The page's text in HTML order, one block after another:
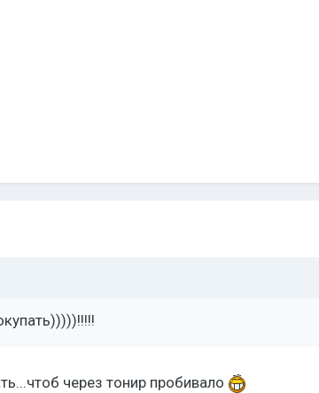
через тонир пробивало